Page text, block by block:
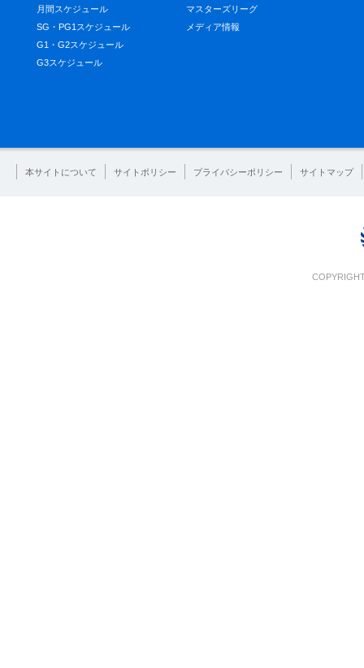
月間スケジュール
SG・PG1スケジュール
G1・G2スケジュール
G3スケジュール
マスターズリーグ
メディア情報
本サイトについて サイトポリシー プライバシーポリシー サイトマップ